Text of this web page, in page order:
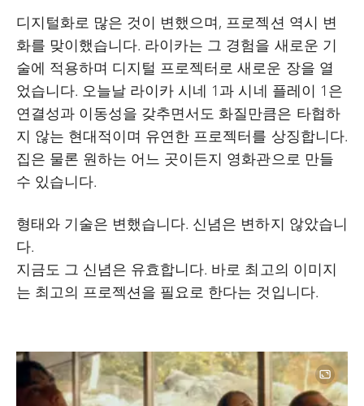
디지털화로 많은 것이 변했으며, 프로젝션 역시 변
화를 맞이했습니다. 라이카는 그 경험을 새로운 기
술에 적용하며 디지털 프로젝터로 새로운 장을 열
었습니다. 오늘날 라이카 시네 1과 시네 플레이 1은
연결성과 이동성을 갖추면서도 화질만큼은 타협하
지 않는 현대적이며 유연한 프로젝터를 상징합니다.
집은 물론 원하는 어느 곳이든지 영화관으로 만들
수 있습니다.
형태와 기술은 변했습니다. 신념은 변하지 않았습니
다.
지금도 그 신념은 유효합니다. 바로 최고의 이미지
는 최고의 프로젝션을 필요로 한다는 것입니다.